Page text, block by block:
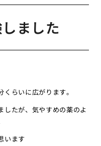
ました
らいに広がります。
したが、気やすめの薬のよ
います